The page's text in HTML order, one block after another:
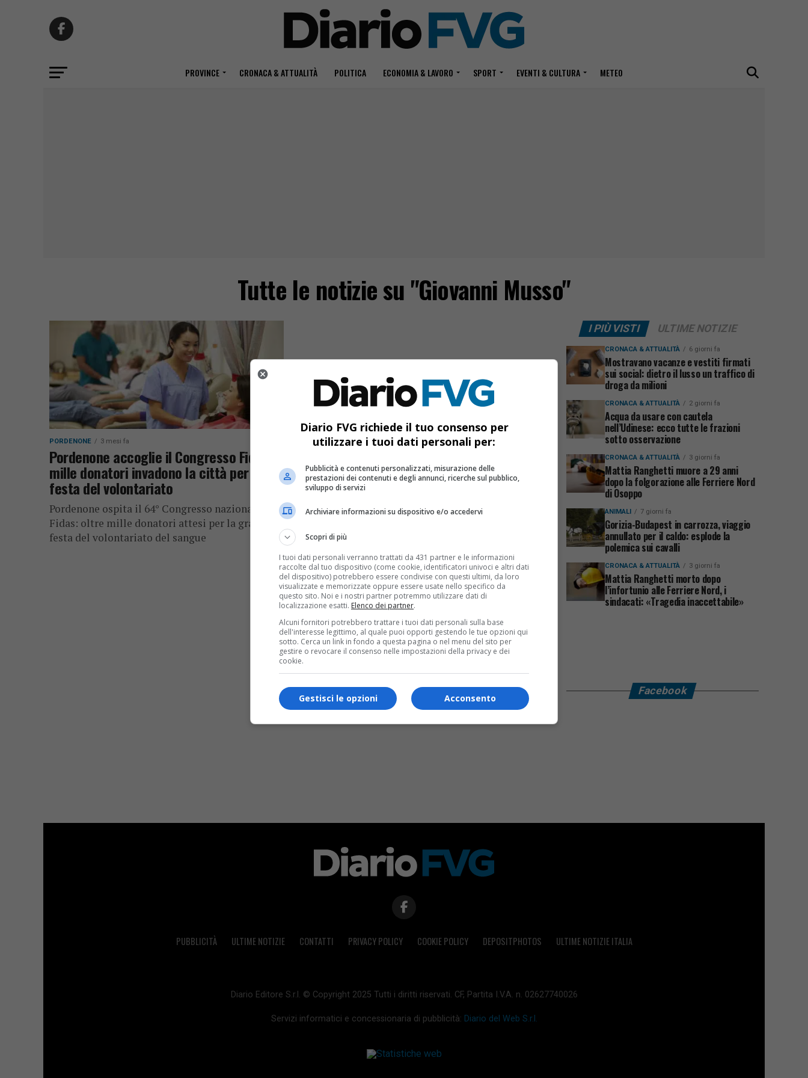
PROVINCE CRONACA & ATTUALITÀ POLITICA ECONOMIA & LAVORO SPORT EVENTI & CULTURA METEO
Tutte le notizie su "Giovanni Musso"
PORDENONE 3 mesi fa
Pordenone accoglie il Congresso Fidas:
mille donatori invadono la città per la
festa del volontariato
Pordenone ospita il 64° Congresso nazionale
Fidas: oltre mille donatori attesi per la grande
festa del volontariato del sangue
I PIÙ VISTI ULTIME NOTIZIE
CRONACA & ATTUALITÀ 6 giorni fa
Mostravano vacanze e vestiti firmati
sui social: dietro il lusso un traffico di
droga da milioni
CRONACA & ATTUALITÀ 2 giorni fa
Acqua da usare con cautela
nell’Udinese: ecco tutte le frazioni
sotto osservazione
CRONACA & ATTUALITÀ 3 giorni fa
Mattia Ranghetti muore a 29 anni
dopo la folgorazione alle Ferriere Nord
di Osoppo
ANIMALI 7 giorni fa
Gorizia-Budapest in carrozza, viaggio
annullato per il caldo: esplode la
polemica sui cavalli
CRONACA & ATTUALITÀ 3 giorni fa
Mattia Ranghetti morto dopo
l’infortunio alle Ferriere Nord, i
sindacati: «Tragedia inaccettabile»
Facebook
PUBBLICITÀ ULTIME NOTIZIE CONTATTI PRIVACY POLICY COOKIE POLICY DEPOSITPHOTOS ULTIME NOTIZIE ITALIA
Diario Editore S.r.l. © Copyright 2025 Tutti i diritti riservati. CF, Partita I.V.A. n. 02627740026
Servizi informatici e concessionaria di pubblicità: Diario del Web S.r.l.
Diario FVG richiede il tuo consenso per
utilizzare i tuoi dati personali per:
Pubblicità e contenuti personalizzati, misurazione delle
prestazioni dei contenuti e degli annunci, ricerche sul pubblico,
sviluppo di servizi
Archiviare informazioni su dispositivo e/o accedervi
Scopri di più
I tuoi dati personali verranno trattati da 431 partner e le informazioni
raccolte dal tuo dispositivo (come cookie, identificatori univoci e altri dati
del dispositivo) potrebbero essere condivise con questi ultimi, da loro
visualizzate e memorizzate oppure essere usate nello specifico da
questo sito. Noi e i nostri partner potremmo utilizzare dati di
localizzazione esatti. Elenco dei partner.
Alcuni fornitori potrebbero trattare i tuoi dati personali sulla base
dell'interesse legittimo, al quale puoi opporti gestendo le tue opzioni qui
sotto. Cerca un link in fondo a questa pagina o nel menu del sito per
gestire o revocare il consenso nelle impostazioni della privacy e dei
cookie.
Acconsento
Gestisci le opzioni